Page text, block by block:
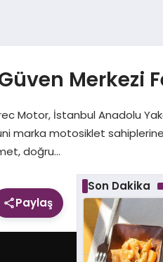
Merkezi
Motor, İstanbul Anadolu
marka motosiklet
doğru…
Paylaş
Son Dakika